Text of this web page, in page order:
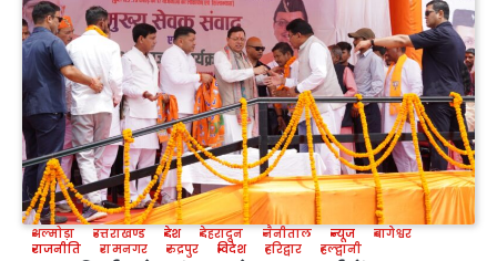
अल्मोड़ा उत्तराखण्ड देश देहरादून नैनीताल न्यूज
बागेश्वर
राजनीति
रामनगर रुद्रपुर विदेश हरिद्वार हल्द्वानी